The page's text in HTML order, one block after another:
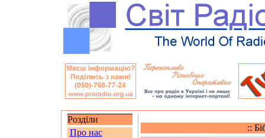
Розділи
Про нас
::